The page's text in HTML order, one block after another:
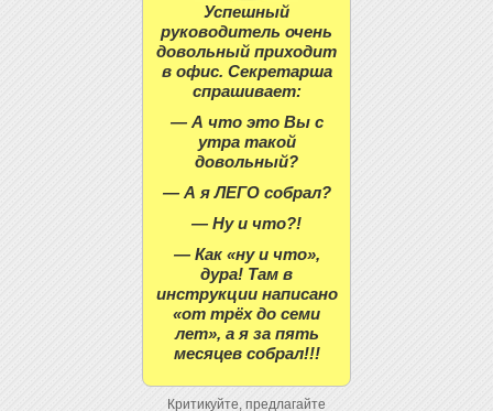
Успешный
руководитель очень
довольный приходит
в офис. Секретарша
спрашивает:
— А что это Вы с
утра такой
довольный?
— А я ЛЕГО собрал?
— Ну и что?!
— Как «ну и что»,
дура! Там в
инструкции написано
«от трёх до семи
лет», а я за пять
месяцев собрал!!!
Критикуйте, предлагайте